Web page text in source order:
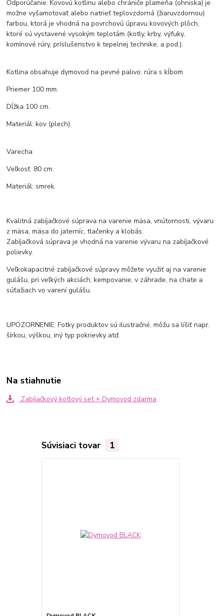
Odporúčanie: Kovovú kotlinu alebo chrániče plameňa (ohniska) je
možne vyšamotovať alebo natrieť teplovzdorná (žiaruvzdornou)
farbou, ktorá je vhodná na povrchovú úpravu kovových plôch,
ktoré sú vystavené vysokým teplotám (kotly, krby, výfuky,
komínové rúry, príslušenstvo k tepelnej technike, a pod.).
Kotlina obsahuje dymovod na pevné palivo: rúra s kĺbom
Priemer 100 mm.
Dĺžka 100 cm.
Materiál: kov (plech).
Varecha
Veľkosť: 80 cm.
Materiál: smrek.
Kvalitná zabíjačkové súprava na varenie mäsa, vnútornosti, vývaru
z mäsa, mäsa do jaterníc, tlačenky a klobás.
Zabíjačková súprava je vhodná na varenie vývaru na zabíjačkové
polievky.
Veľkokapacitné zabíjačkové súpravy môžete využiť aj na varenie
gulášu, pri veľkých akciách, kempovanie, v záhrade, na chate a
súťažiach vo varení gulášu.
UPOZORNENIE: Fotky produktov sú ilustračné, môžu sa líšiť napr.
šírkou, výškou, iný typ pokrievky atď.
Na stiahnutie
Zabíjačkový kotlový set + Dymovod zdarma
Súvisiaci tovar 1